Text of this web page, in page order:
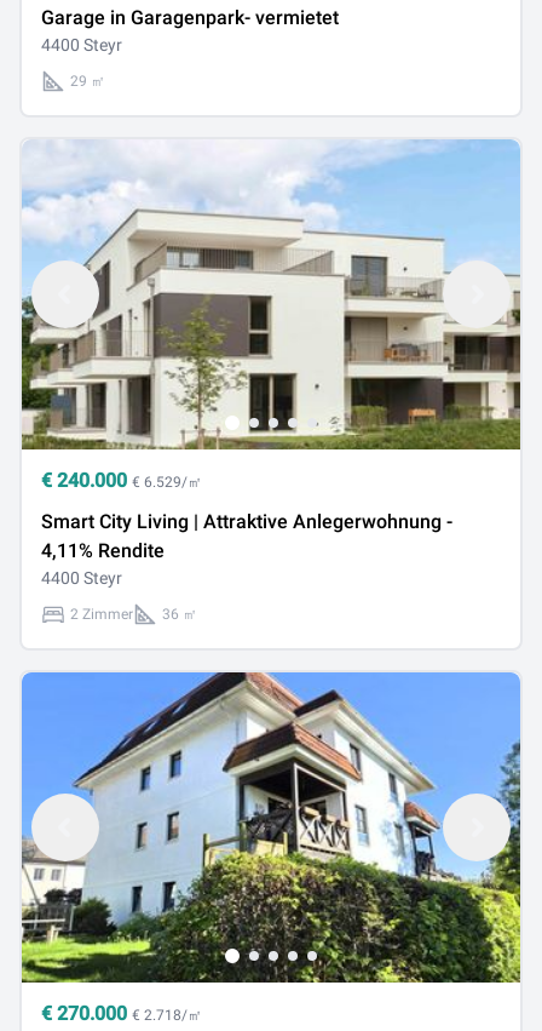
Garage in Garagenpark- vermietet
4400 Steyr
29 ㎡
€ 240.000 € 6.529/㎡
Smart City Living | Attraktive Anlegerwohnung -
4,11% Rendite
4400 Steyr
2 Zimmer 36 ㎡
€ 270.000 € 2.718/㎡